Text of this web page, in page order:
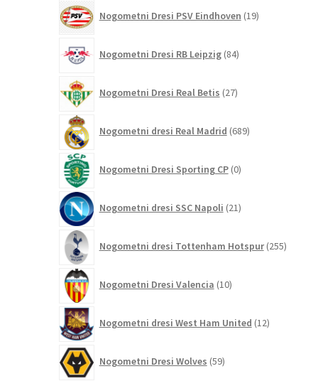
Nogometni Dresi PSV Eindhoven 19izdelkov
Nogometni Dresi RB Leipzig 84izdelkov
Nogometni Dresi Real Betis 27izdelkov
Nogometni dresi Real Madrid 689izdelkov
Nogometni Dresi Sporting CP 0izdelkov
Nogometni dresi SSC Napoli 21izdelkov
Nogometni dresi Tottenham Hotspur 255
Nogometni Dresi Valencia 10izdelkov
Nogometni dresi West Ham United 12izdelkov
Nogometni Dresi Wolves 59izdelkov